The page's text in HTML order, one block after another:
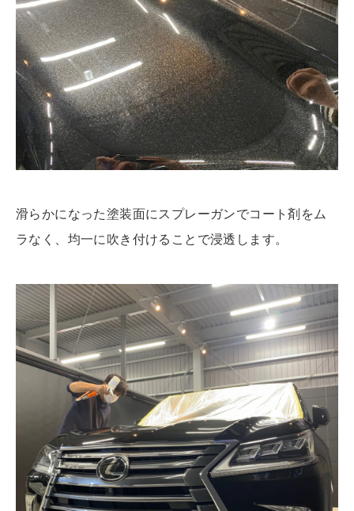
滑らかになった塗装面にスプレーガンでコート剤をム
ラなく、均一に吹き付けることで浸透します。